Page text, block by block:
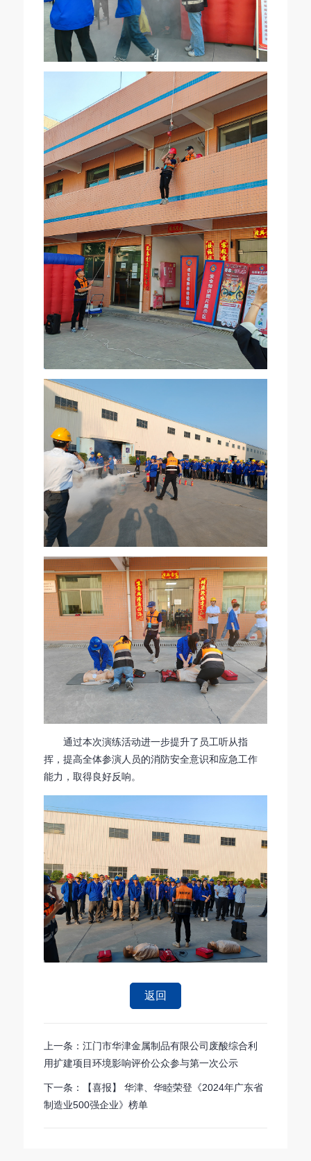
通过本次演练活动进一步提升了员工听从指
挥，提高全体参演人员的消防安全意识和应急工作
能力，取得良好反响。
返回
上一条：江门市华津金属制品有限公司废酸综合利
用扩建项目环境影响评价公众参与第一次公示
下一条：【喜报】 华津、华睦荣登《2024年广东省
制造业500强企业》榜单